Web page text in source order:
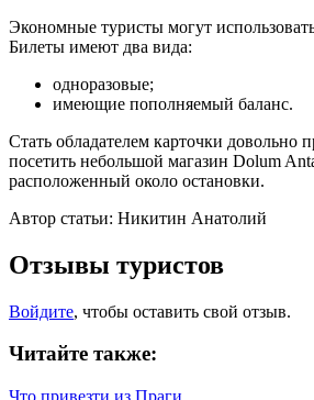
Экономные туристы могут
Билеты имеют два вида:
одноразовые;
имеющие пополняемый баланс.
Стать обладателем карточки довольно
посетить небольшой магазин Dolum
расположенный около остановки.
Автор статьи: Никитин Анатолий
Отзывы туристов
Войдите, чтобы оставить свой отзыв.
Читайте также:
Что привезти из Праги